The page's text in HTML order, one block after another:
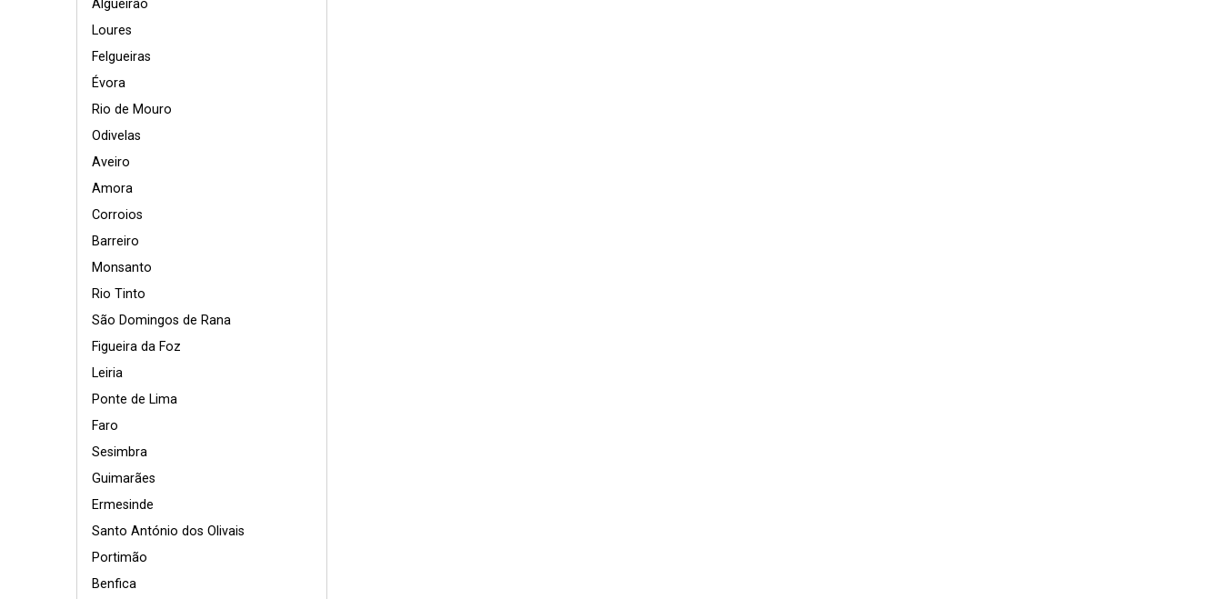
Algueirão
Loures
Felgueiras
Évora
Rio de Mouro
Odivelas
Aveiro
Amora
Corroios
Barreiro
Monsanto
Rio Tinto
São Domingos de Rana
Figueira da Foz
Leiria
Ponte de Lima
Faro
Sesimbra
Guimarães
Ermesinde
Santo António dos Olivais
Portimão
Benfica